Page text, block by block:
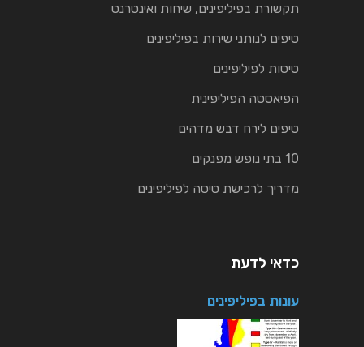
תקשורת בפיליפינים, שיחות ואינטרנט
טיפים לנותני שירות בפיליפינים
טיסות לפיליפינים
הפיאסטה הפיליפינית
טיפים לירח דבש מדהים
10 בתי נופש מפנקים
מדריך לרכישת טיסה לפיליפינים
כדאי לדעת
עונות בפיליפינים